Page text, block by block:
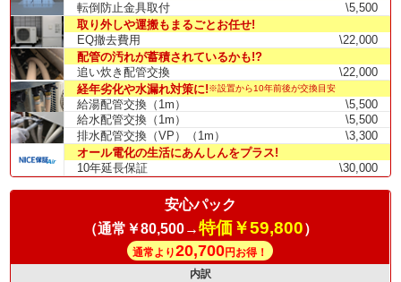
転倒防止金具取付
\5,500
取り外しや運搬もまるごとお任せ!
EQ撤去費用
\22,000
配管の汚れが蓄積されているかも!?
追い炊き配管交換
\22,000
経年劣化や水漏れ対策に!※設置から10年前後が交換目安
給湯配管交換（1m）
\5,500
給水配管交換（1m）
\5,500
排水配管交換（VP）（1m）
\3,300
オール電化の生活にあんしんをプラス!
10年延長保証
\30,000
安心パック
（通常￥80,500→特価￥59,800）
通常より20,700円お得！
内訳